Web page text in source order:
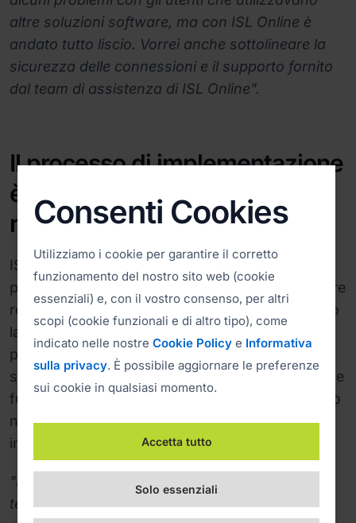
altre soluzioni software, ma con ISL Online è
andato tutto liscio. Vorrei anche sottolineare la
sicurezza delle connessioni e il supporto fornito
dal team di assistenza di ISL Online".
Il processo di implementazione
è stato completato in tempi
record
ISL Online è stata direttamente coinvolta nel
processo di implementazione del nuovo software
remoto di Norgas per garantire in ogni momento
la conformità a tutte le politiche di sicurezza e
privacy dell'azienda. Inoltre, la versatilità del
software, che non richiede modifiche al firewall e
funziona da qualsiasi rete e luogo, ha contribuito
notevolmente ad accelerare il processo di
implementazione.
"Il processo di implementazione e il supporto
tecnico sono stati molto rapidi. In meno di una
Consenti Cookies
Utilizziamo i cookie per garantire il corretto
funzionamento del nostro sito web (cookie
essenziali) e, con il vostro consenso, per altri
scopi (cookie funzionali e di altro tipo), come
indicato nelle nostre Cookie Policy e Informativa
sulla privacy. È possibile aggiornare le preferenze
sui cookie in qualsiasi momento.
Accetta tutto
Solo essenziali